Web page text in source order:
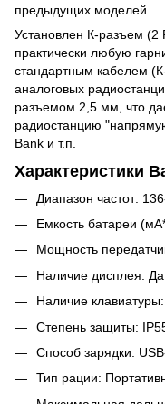
предыдущих моделей.
Установлен К-разъем (2
практически любую
стандартным кабелем
аналоговых
разъемом 2 5 мм, что
радиостанцию
Bank и т.п.
Характеристики
Диапазон частот:
Емкость батареи
Мощность
Наличие дисплея: Да
Наличие
Степень защиты:
Способ зарядки:
Тип рации: